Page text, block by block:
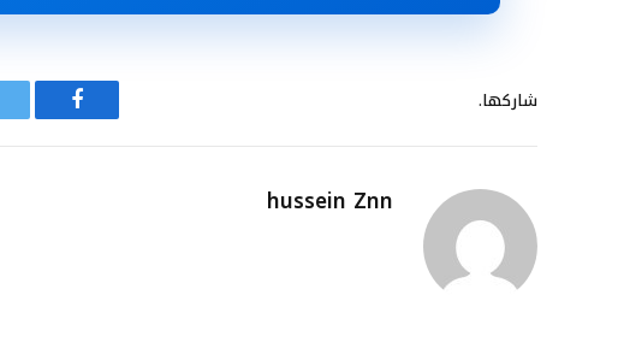
شاركها.
فيسبوك
hussein Znn